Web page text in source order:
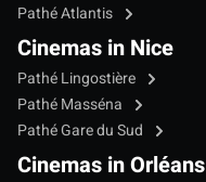
Pathé Atlantis
Cinemas in Nice
Pathé Lingostière
Pathé Masséna
Pathé Gare du Sud
Cinemas in Orléans